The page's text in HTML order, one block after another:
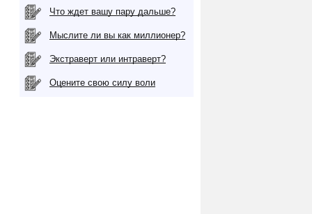
Что ждет вашу пару дальше?
Мыслите ли вы как миллионер?
Экстраверт или интраверт?
Оцените свою силу воли